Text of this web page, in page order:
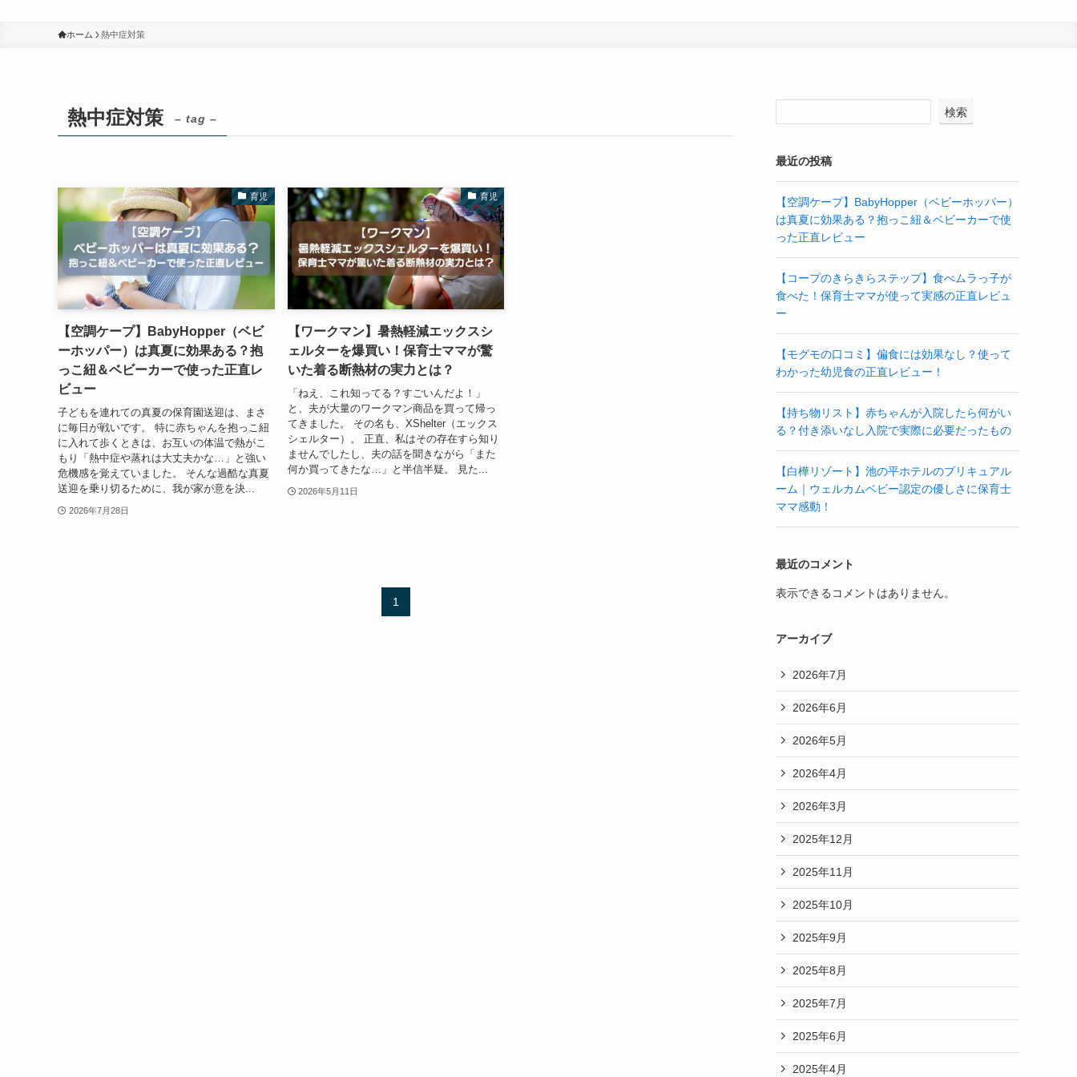
ホーム 熱中症対策
熱中症対策 – tag –
育児
【空調ケープ】BabyHopper（ベビ
ーホッパー）は真夏に効果ある？抱
っこ紐＆ベビーカーで使った正直レ
ビュー
子どもを連れての真夏の保育園送迎は、まさ
に毎日が戦いです。 特に赤ちゃんを抱っこ紐
に入れて歩くときは、お互いの体温で熱がこ
もり「熱中症や蒸れは大丈夫かな…」と強い
危機感を覚えていました。 そんな過酷な真夏
送迎を乗り切るために、我が家が意を決...
2026年7月28日
育児
【ワークマン】暑熱軽減エックスシ
ェルターを爆買い！保育士ママが驚
いた着る断熱材の実力とは？
「ねえ、これ知ってる？すごいんだよ！」
と、夫が大量のワークマン商品を買って帰っ
てきました。 その名も、XShelter（エックス
シェルター）。 正直、私はその存在すら知り
ませんでしたし、夫の話を聞きながら「また
何か買ってきたな…」と半信半疑。 見た...
2026年5月11日
1
検索
最近の投稿
【空調ケープ】BabyHopper（ベビーホッパー）
は真夏に効果ある？抱っこ紐＆ベビーカーで使
った正直レビュー
【コープのきらきらステップ】食べムラっ子が
食べた！保育士ママが使って実感の正直レビュ
ー
【モグモの口コミ】偏食には効果なし？使って
わかった幼児食の正直レビュー！
【持ち物リスト】赤ちゃんが入院したら何がい
る？付き添いなし入院で実際に必要だったもの
【白樺リゾート】池の平ホテルのプリキュアル
ーム｜ウェルカムベビー認定の優しさに保育士
ママ感動！
最近のコメント
表示できるコメントはありません。
アーカイブ
2026年7月
2026年6月
2026年5月
2026年4月
2026年3月
2025年12月
2025年11月
2025年10月
2025年9月
2025年8月
2025年7月
2025年6月
2025年4月